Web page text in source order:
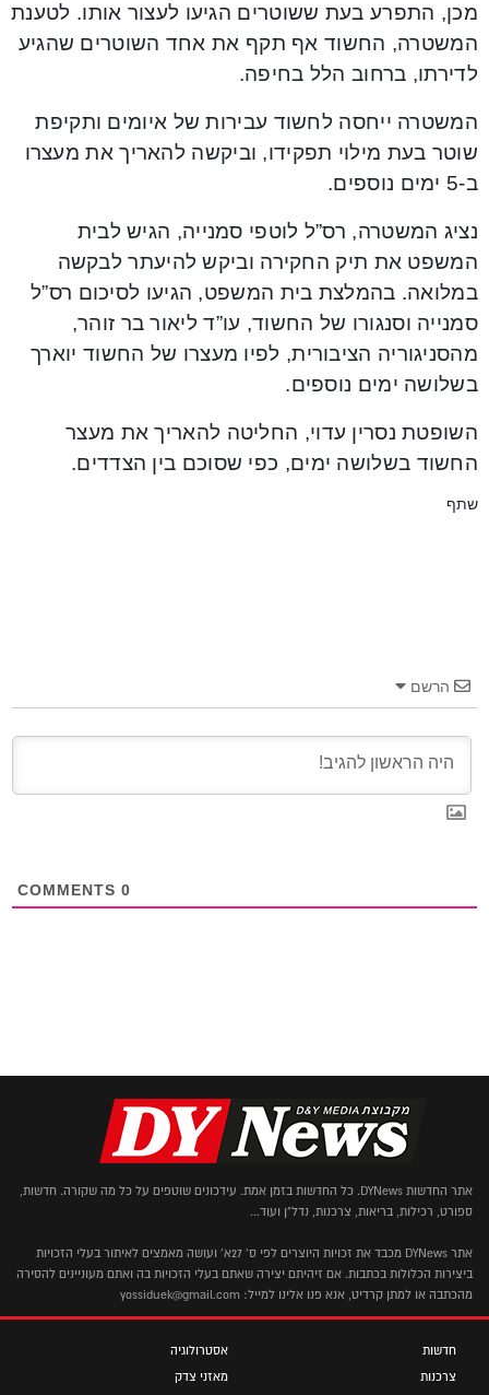
מכן, התפרע בעת ששוטרים הגיעו לעצור אותו. לטענת
המשטרה, החשוד אף תקף את אחד השוטרים שהגיע
לדירתו, ברחוב הלל בחיפה.
המשטרה ייחסה לחשוד עבירות של איומים ותקיפת
שוטר בעת מילוי תפקידו, וביקשה להאריך את מעצרו
ב-5 ימים נוספים.
נציג המשטרה, רס”ל לוטפי סמנייה, הגיש לבית
המשפט את תיק החקירה וביקש להיעתר לבקשה
במלואה. בהמלצת בית המשפט, הגיעו לסיכום רס”ל
סמנייה וסנגורו של החשוד, עו”ד ליאור בר זוהר,
מהסניגוריה הציבורית, לפיו מעצרו של החשוד יוארך
בשלושה ימים נוספים.
השופטת נסרין עדוי, החליטה להאריך את מעצר
החשוד בשלושה ימים, כפי שסוכם בין הצדדים.
שתף
הרשם
0
אתר החדשות DYNews. כל החדשות בזמן אמת. עידכונים שוטפים על כל מה שקורה. חדשות,
ספורט, רכילות, בריאות, צרכנות, נדל"ן ועוד...
אתר DYNews מכבד את זכויות היוצרים לפי ס' 27א' ועושה מאמצים לאיתור בעלי הזכויות
ביצירות הכלולות בכתבות. אם זיהיתם יצירה שאתם בעלי הזכויות בה ואתם מעוניינים להסירה
מהכתבה או למתן קרדיט, אנא פנו אלינו למייל: yossiduek@gmail.com
חדשות
צרכנות
אסטרולוגיה
מאזני צדק